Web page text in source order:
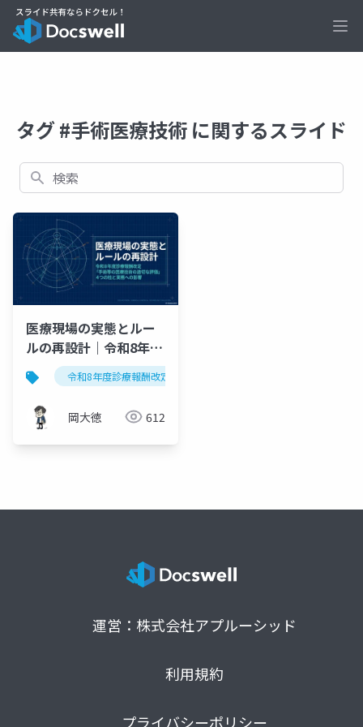
タグ #手術医療技術 に関するスライド
検索
医療現場の実態とルー
ルの再設計｜令和8年度
診療報酬改定「手術等
の医療技術の適切な評
価」4つの柱
令和8年度診療報酬改定
岡大徳 612
運営：株式会社アプルーシッド
利用規約
プライバシーポリシー